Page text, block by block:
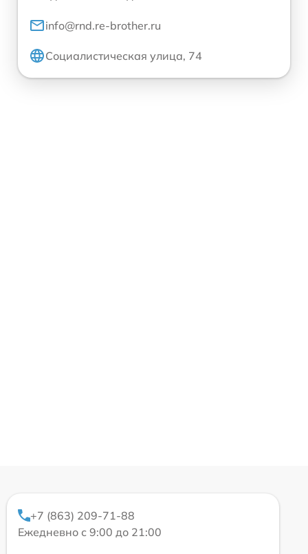
info@rnd.re-brother.ru
Социалистическая улица, 74
+7 (863) 209-71-88
Ежедневно с 9:00 до 21:00